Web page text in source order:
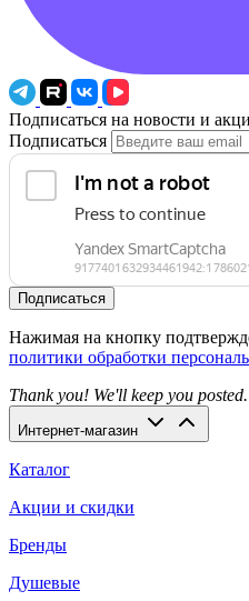
Подписаться на новости и
Подписаться
Подписаться
Нажимая на кнопку
политики обработки
Thank you! We'll keep you posted.
Интернет-магазин
Каталог
Акции и скидки
Бренды
Душевые